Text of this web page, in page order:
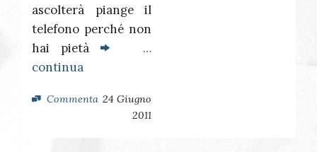
ascolterà piange il
telefono perché non
hai pietà
…
continua
Commenta 24 Giugno
2011